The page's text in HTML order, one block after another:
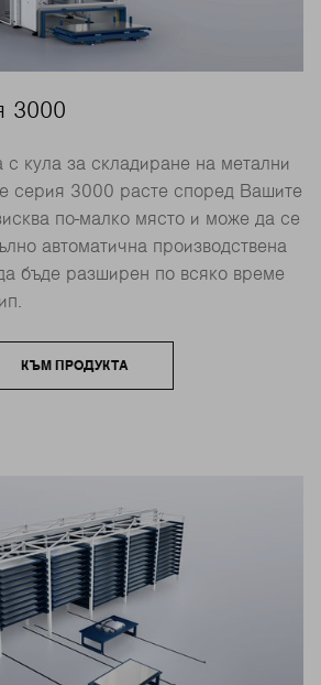
3000
с кула за складиране на метални
серия 3000 расте според Вашите
по-малко място и може да се
автоматична производствена
бъде разширен по всяко време
КЪМ ПРОДУКТА